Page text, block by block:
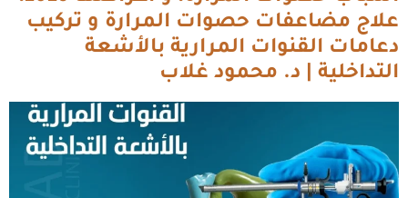
علاج مضاعفات حصوات المرارة و تركيب
دعامات القنوات المرارية بالأشعة
التداخلية | د. محمود غلاب